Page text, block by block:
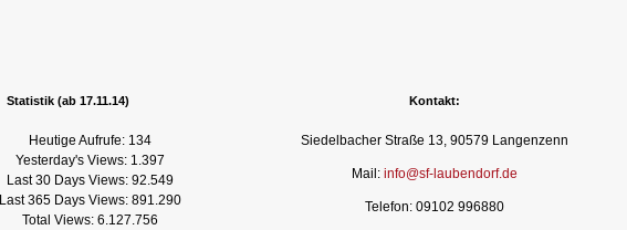
Statistik (ab 17.11.14)
Heutige Aufrufe: 134
Yesterday's Views: 1.397
Last 30 Days Views: 92.549
Last 365 Days Views: 891.290
Total Views: 6.127.756
Kontakt:
Siedelbacher Straße 13, 90579 Langenzenn
Mail: info@sf-laubendorf.de
Telefon: 09102 996880